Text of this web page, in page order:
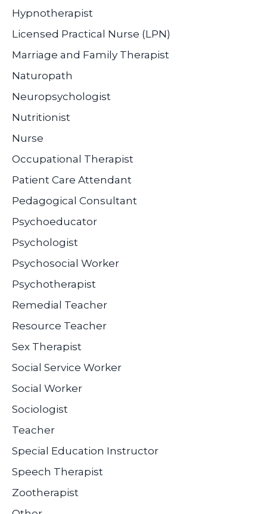
Hypnotherapist
Licensed Practical Nurse (LPN)
Marriage and Family Therapist
Naturopath
Neuropsychologist
Nutritionist
Nurse
Occupational Therapist
Patient Care Attendant
Pedagogical Consultant
Psychoeducator
Psychologist
Psychosocial Worker
Psychotherapist
Remedial Teacher
Resource Teacher
Sex Therapist
Social Service Worker
Social Worker
Sociologist
Teacher
Special Education Instructor
Speech Therapist
Zootherapist